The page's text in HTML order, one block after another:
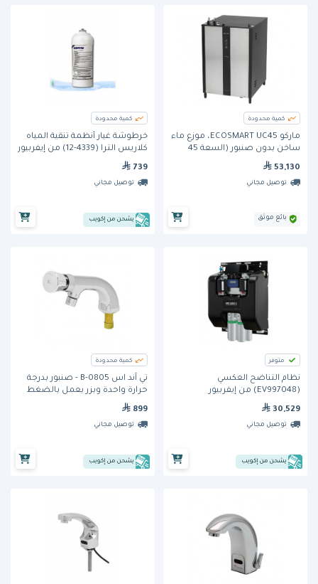
كمية محدودة
ماركو ECOSMART UC45، موزّع ماء
ساخن بدون صنبور (السعة 45
53,130
توصيل مجاني
بائع موثق
كمية محدودة
خرطوشة غيار أنظمة تنقية المياه
كلاريس الترا (4339-12) من إيفربيور
739
توصيل مجاني
يشحن من إكويب
متوفر
نظام التناضح العكسي
(EV997048) من إيفربيور
30,529
توصيل مجاني
يشحن من إكويب
كمية محدودة
تي آند اس B-0805 - صنبور بدرجة
حرارة واحدة وبزر يعمل بالضغط
899
توصيل مجاني
يشحن من إكويب